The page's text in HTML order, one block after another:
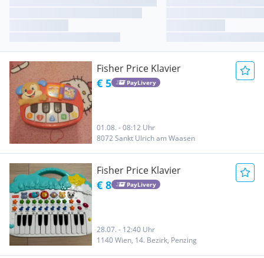
Fisher Price Klavier
€ 5 PayLivery
01.08. - 08:12 Uhr
8072 Sankt Ulrich am Waasen
Fisher Price Klavier
€ 8 PayLivery
28.07. - 12:40 Uhr
1140 Wien, 14. Bezirk, Penzing